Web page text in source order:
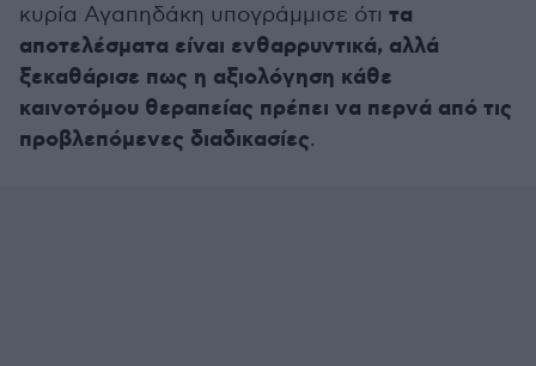
κυρία Αγαπηδάκη υπογράμμισε ότι τα
αποτελέσματα είναι ενθαρρυντικά, αλλά
ξεκαθάρισε πως η αξιολόγηση κάθε
καινοτόμου θεραπείας πρέπει να περνά από τις
προβλεπόμενες διαδικασίες.